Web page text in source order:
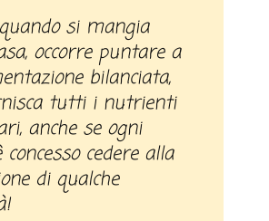
si mangia
occorre puntare a
bilanciata,
tutti i nutrienti
anche se ogni
cedere alla
di qualche